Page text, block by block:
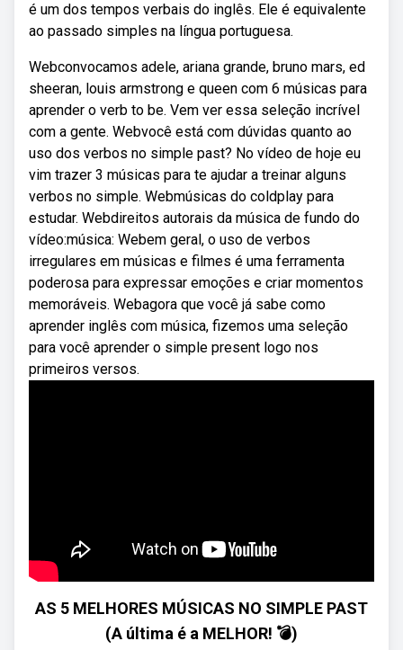
é um dos tempos verbais do inglês. Ele é equivalente
ao passado simples na língua portuguesa.
Webconvocamos adele, ariana grande, bruno mars, ed
sheeran, louis armstrong e queen com 6 músicas para
aprender o verb to be. Vem ver essa seleção incrível
com a gente. Webvocê está com dúvidas quanto ao
uso dos verbos no simple past? No vídeo de hoje eu
vim trazer 3 músicas para te ajudar a treinar alguns
verbos no simple. Webmúsicas do coldplay para
estudar. Webdireitos autorais da música de fundo do
vídeo:música: Webem geral, o uso de verbos
irregulares em músicas e filmes é uma ferramenta
poderosa para expressar emoções e criar momentos
memoráveis. Webagora que você já sabe como
aprender inglês com música, fizemos uma seleção
para você aprender o simple present logo nos
primeiros versos.
AS 5 MELHORES MÚSICAS NO SIMPLE PAST
(A última é a MELHOR! 💣)